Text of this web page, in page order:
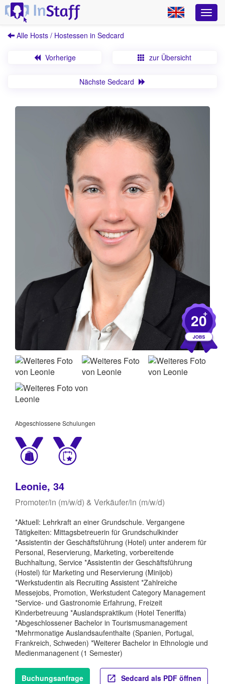
Alle Hosts / Hostessen in Sedcard
Vorherige zur Übersicht
Nächste Sedcard
20
+
Abgeschlossene Schulungen
Leonie, 34
Promoter/in (m/w/d) & Verkäufer/in (m/w/d)
*Aktuell: Lehrkraft an einer Grundschule. Vergangene
Tätigkeiten: Mittagsbetreuerin für Grundschulkinder
*Assistentin der Geschäftsführung (Hotel) unter anderem für
Personal, Reservierung, Marketing, vorbereitende
Buchhaltung, Service *Assistentin der Geschäftsführung
(Hostel) für Marketing und Reservierung (Minijob)
*Werkstudentin als Recruiting Assistent *Zahlreiche
Messejobs, Promotion, Werkstudent Category Management
*Service- und Gastronomie Erfahrung, Freizeit
Kinderbetreuung *Auslandspraktikum (Hotel Teneriffa)
*Abgeschlossener Bachelor in Tourismusmanagement
*Mehrmonatige Auslandsaufenthalte (Spanien, Portugal,
Frankreich, Schweden) *Weiterer Bachelor in Ethnologie und
Medienmanagenent (1 Semester)
Buchungsanfrage Sedcard als PDF öffnen